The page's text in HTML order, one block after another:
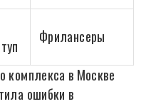
Фрилансеры
комплекса в Москве
ошибки в